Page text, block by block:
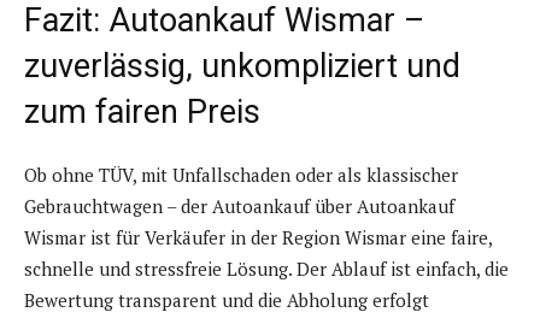
Fazit: Autoankauf Wismar –
zuverlässig, unkompliziert und
zum fairen Preis
Ob ohne TÜV, mit Unfallschaden oder als klassischer
Gebrauchtwagen – der Autoankauf über Autoankauf
Wismar ist für Verkäufer in der Region Wismar eine faire,
schnelle und stressfreie Lösung. Der Ablauf ist einfach, die
Bewertung transparent und die Abholung erfolgt